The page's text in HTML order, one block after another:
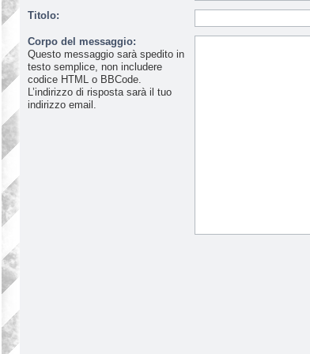
Titolo:
Corpo del messaggio:
Questo messaggio sarà spedito in
testo semplice, non includere
codice HTML o BBCode.
L’indirizzo di risposta sarà il tuo
indirizzo email.